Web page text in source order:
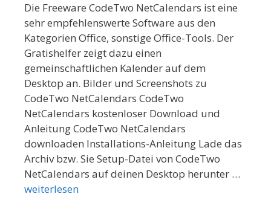
Die Freeware CodeTwo NetCalendars ist eine
sehr empfehlenswerte Software aus den
Kategorien Office, sonstige Office-Tools. Der
Gratishelfer zeigt dazu einen
gemeinschaftlichen Kalender auf dem
Desktop an. Bilder und Screenshots zu
CodeTwo NetCalendars CodeTwo
NetCalendars kostenloser Download und
Anleitung CodeTwo NetCalendars
downloaden Installations-Anleitung Lade das
Archiv bzw. Sie Setup-Datei von CodeTwo
NetCalendars auf deinen Desktop herunter …
weiterlesen